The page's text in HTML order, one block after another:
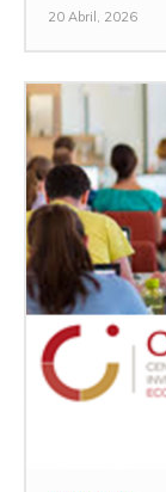
20 Abril, 2026